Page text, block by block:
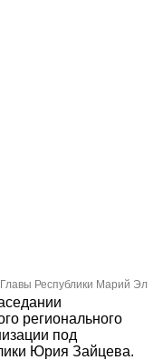
Республики Марий Эл
регионального
под
Юрия Зайцева.